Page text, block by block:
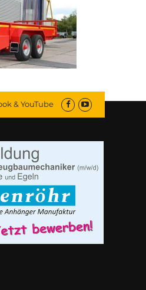
& YouTube